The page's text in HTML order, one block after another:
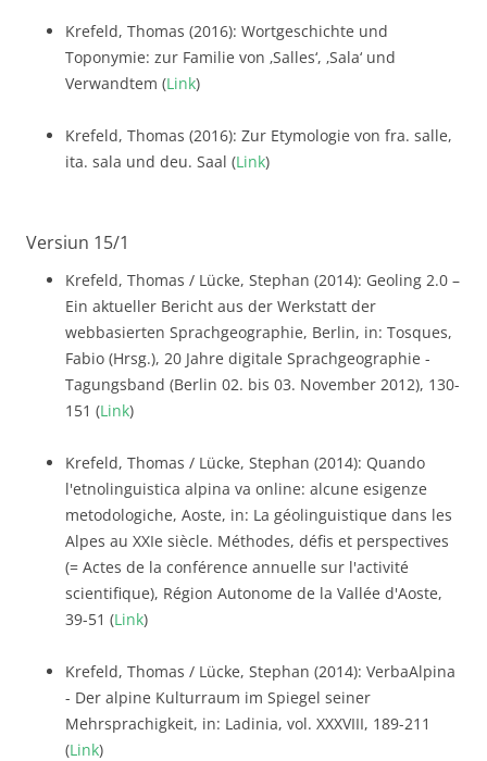
Krefeld, Thomas (2016): Wortgeschichte und
Toponymie: zur Familie von ‚Salles‘, ‚Sala‘ und
Verwandtem (Link)
Krefeld, Thomas (2016): Zur Etymologie von fra. salle,
ita. sala und deu. Saal (Link)
Versiun 15/1
Krefeld, Thomas / Lücke, Stephan (2014): Geoling 2.0 –
Ein aktueller Bericht aus der Werkstatt der
webbasierten Sprachgeographie, Berlin, in: Tosques,
Fabio (Hrsg.), 20 Jahre digitale Sprachgeographie -
Tagungsband (Berlin 02. bis 03. November 2012), 130-
151 (Link)
Krefeld, Thomas / Lücke, Stephan (2014): Quando
l'etnolinguistica alpina va online: alcune esigenze
metodologiche, Aoste, in: La géolinguistique dans les
Alpes au XXIe siècle. Méthodes, défis et perspectives
(= Actes de la conférence annuelle sur l'activité
scientifique), Région Autonome de la Vallée d'Aoste,
39-51 (Link)
Krefeld, Thomas / Lücke, Stephan (2014): VerbaAlpina
- Der alpine Kulturraum im Spiegel seiner
Mehrsprachigkeit, in: Ladinia, vol. XXXVIII, 189-211
(Link)